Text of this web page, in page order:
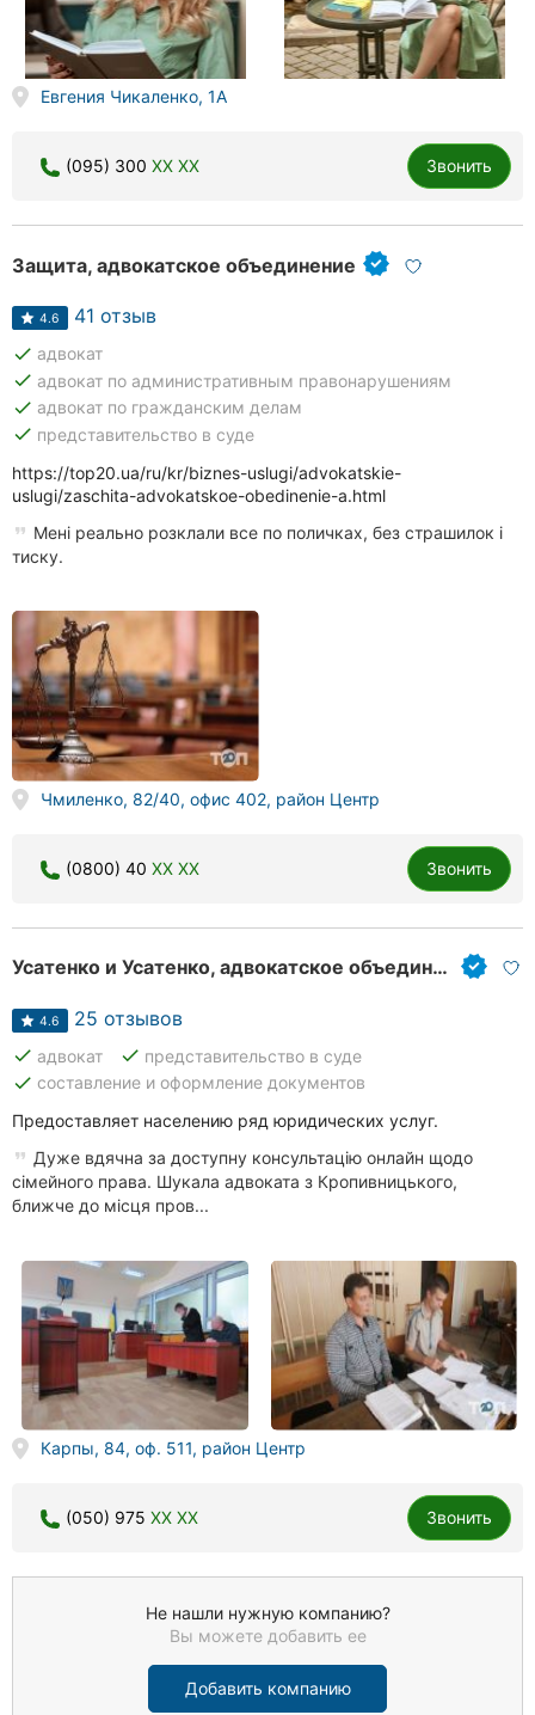
Евгения Чикаленко, 1А
(095) 300 XX XX Звонить
Защита, адвокатское объединение
4.6 41 отзыв
done адвокат
done адвокат по административным правонарушениям
done адвокат по гражданским делам
done представительство в суде
https://top20.ua/ru/kr/biznes-uslugi/advokatskie-
uslugi/zaschita-advokatskoe-obedinenie-a.html
Мені реально розклали все по поличках, без страшилок і
тиску.
Чмиленко, 82/40, офис 402, район Центр
(0800) 40 XX XX Звонить
Усатенко и Усатенко, адвокатское объединение
4.6 25 отзывов
done адвокат done представительство в суде
done составление и оформление документов
Предоставляет населению ряд юридических услуг.
Дуже вдячна за доступну консультацію онлайн щодо
сімейного права. Шукала адвоката з Кропивницького,
ближче до місця пров...
Карпы, 84, оф. 511, район Центр
(050) 975 XX XX Звонить
Не нашли нужную компанию?
Вы можете добавить ее
Добавить компанию